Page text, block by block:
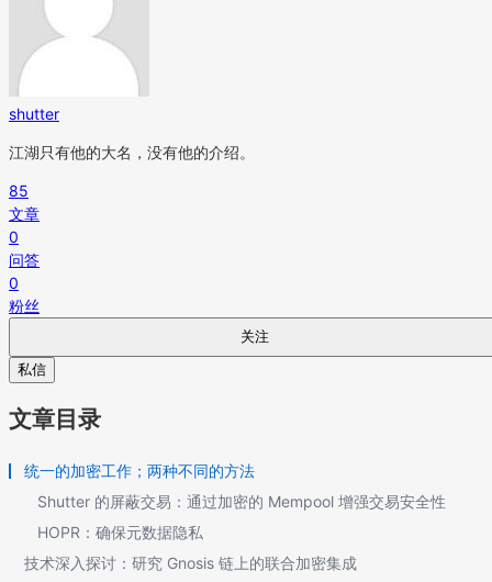
shutter
江湖只有他的大名，没有他的介绍。
85
文章
0
问答
0
粉丝
关注
私信
文章目录
统一的加密工作；两种不同的方法
Shutter 的屏蔽交易：通过加密的 Mempool 增强交易安全性
HOPR：确保元数据隐私
技术深入探讨：研究 Gnosis 链上的联合加密集成